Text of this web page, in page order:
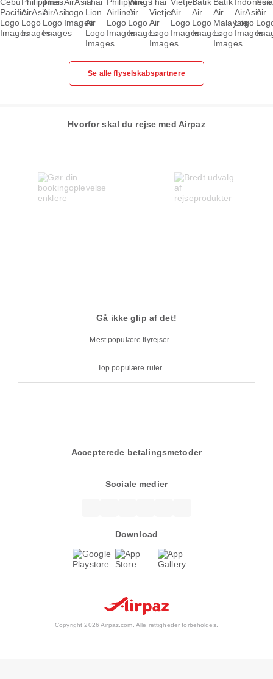
Se alle flyselskabspartnere
Hvorfor skal du rejse med Airpaz
Gå ikke glip af det!
Mest populære flyrejser
Top populære ruter
Accepterede betalingsmetoder
Sociale medier
Download
Copyright 2026 Airpaz.com. Alle rettigheder forbeholdes.